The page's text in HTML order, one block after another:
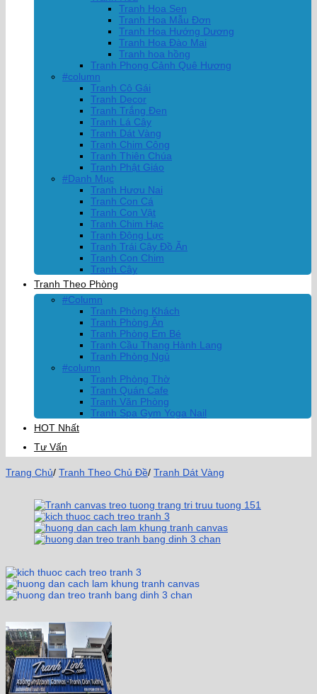
Tranh Hoa Sen
Tranh Hoa Mẫu Đơn
Tranh Hoa Hướng Dương
Tranh Hoa Đào Mai
Tranh hoa hồng
Tranh Phong Cảnh Quê Hương
#column
Tranh Cô Gái
Tranh Decor
Tranh Trắng Đen
Tranh Lá Cây
Tranh Dát Vàng
Tranh Chim Công
Tranh Thiên Chúa
Tranh Phật Giáo
#Danh Mục
Tranh Hươu Nai
Tranh Con Cá
Tranh Con Vật
Tranh Chim Hạc
Tranh Động Lực
Tranh Trái Cây Đồ Ăn
Tranh Con Chim
Tranh Cây
Tranh Theo Phòng
#Column
Tranh Phòng Khách
Tranh Phòng Ăn
Tranh Phòng Em Bé
Tranh Cầu Thang Hành Lang
Tranh Phòng Ngủ
#column
Tranh Phòng Thờ
Tranh Quán Cafe
Tranh Văn Phòng
Tranh Spa Gym Yoga Nail
HOT Nhất
Tư Vấn
Trang Chủ/ Tranh Theo Chủ Đề/ Tranh Dát Vàng